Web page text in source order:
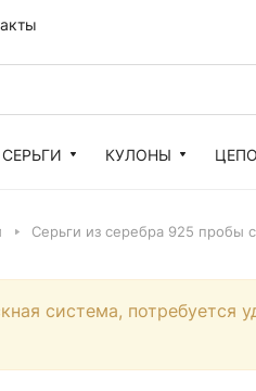
СЕРЬГИ КУЛОНЫ
Серьги из серебра 925 пробы
система, потребуется